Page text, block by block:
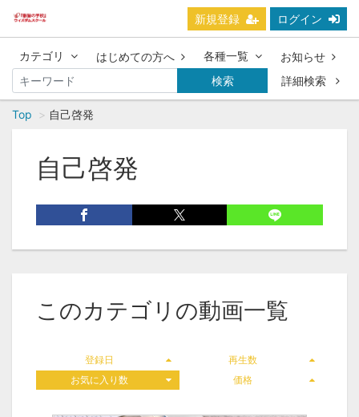
新規登録 ログイン
カテゴリ はじめての方へ 各種一覧
お知らせ
検索
詳細検索
Top 自己啓発
自己啓発
このカテゴリの動画一覧
登録日
再生数
お気に入り数
価格